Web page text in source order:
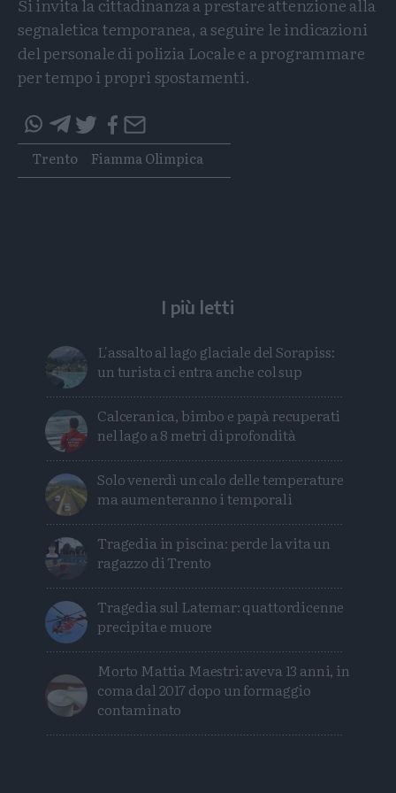
Si invita la cittadinanza a prestare attenzione alla
segnaletica temporanea, a seguire le indicazioni
del personale di polizia Locale e a programmare
per tempo i propri spostamenti.
questo
articolo
su
questo
articolo
su
Tags
Trento Fiamma Olimpica
I più letti
L'assalto al lago glaciale del Sorapiss:
un turista ci entra anche col sup
Calceranica, bimbo e papà recuperati
nel lago a 8 metri di profondità
Solo venerdì un calo delle temperature
ma aumenteranno i temporali
Tragedia in piscina: perde la vita un
ragazzo di Trento
Tragedia sul Latemar: quattordicenne
precipita e muore
Morto Mattia Maestri: aveva 13 anni, in
coma dal 2017 dopo un formaggio
contaminato